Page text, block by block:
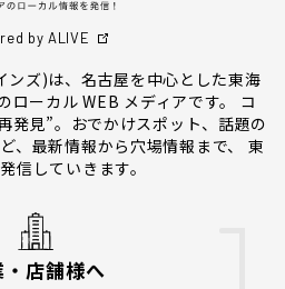
by ALIVE
ズ)は、名古屋を中心とした東海
ローカル WEB メディアです。 コ
発見”。おでかけスポット、話題の
、最新情報から穴場情報まで、 東
信していきます。
・店舗様へ